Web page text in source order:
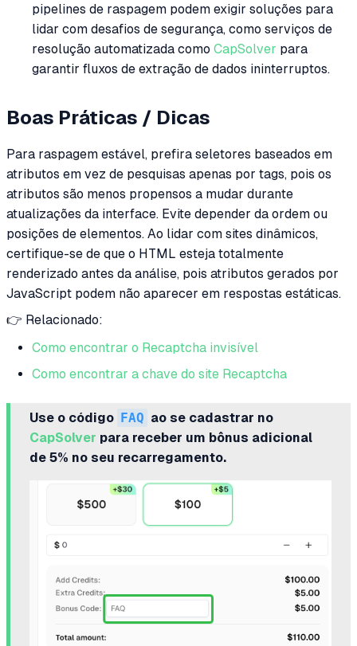
pipelines de raspagem podem exigir soluções para
lidar com desafios de segurança, como serviços de
resolução automatizada como CapSolver para
garantir fluxos de extração de dados ininterruptos.
Boas Práticas / Dicas
Para raspagem estável, prefira seletores baseados em
atributos em vez de pesquisas apenas por tags, pois os
atributos são menos propensos a mudar durante
atualizações da interface. Evite depender da ordem ou
posições de elementos. Ao lidar com sites dinâmicos,
certifique-se de que o HTML esteja totalmente
renderizado antes da análise, pois atributos gerados por
JavaScript podem não aparecer em respostas estáticas.
👉 Relacionado:
Como encontrar o Recaptcha invisível
Como encontrar a chave do site Recaptcha
Use o código FAQ ao se cadastrar no
CapSolver para receber um bônus adicional
de 5% no seu recarregamento.